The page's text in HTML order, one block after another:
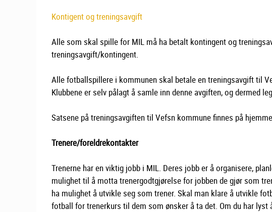
Kontigent og treningsavgift
Alle som skal spille for MIL må ha betalt kontingent og
treningsavgift/kontingent.
Alle fotballspillere i kommunen skal betale en treningsavgift til
Klubbene er selv pålagt å samle inn denne avgiften, og dermed
Satsene på treningsavgiften til Vefsn kommune finnes på
Trenere/foreldrekontakter
Trenerne har en viktig jobb i MIL. Deres jobb er å organisere,
mulighet til å motta trenergodtgjørelse for jobben de gjør som
ha mulighet å utvikle seg som trener. Skal man klare å utvikle
fotball for trenerkurs til dem som ønsker å ta det. Om du har